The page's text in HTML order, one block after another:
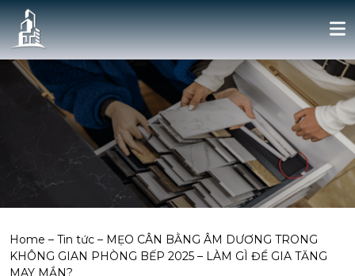
Home – Tin tức – MẸO CÂN BẰNG ÂM DƯƠNG TRONG
KHÔNG GIAN PHÒNG BẾP 2025 – LÀM GÌ ĐỂ GIA TĂNG
MAY MẮN?